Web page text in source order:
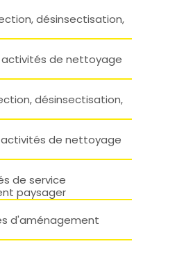
désinsectisation,
activités de nettoyage
désinsectisation,
activités de nettoyage
de service
paysager
d'aménagement